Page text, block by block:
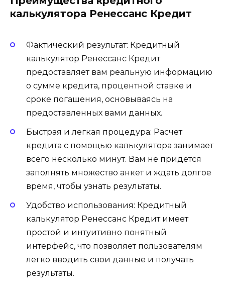
калькулятора Ренессанс Кредит
Фактический результат: Кредитный
калькулятор Ренессанс Кредит
предоставляет вам реальную информацию
о сумме кредита, процентной ставке и
сроке погашения, основываясь на
предоставленных вами данных.
Быстрая и легкая процедура: Расчет
кредита с помощью калькулятора занимает
всего несколько минут. Вам не придется
заполнять множество анкет и ждать долгое
время, чтобы узнать результаты.
Удобство использования: Кредитный
калькулятор Ренессанс Кредит имеет
простой и интуитивно понятный
интерфейс, что позволяет пользователям
легко вводить свои данные и получать
результаты.